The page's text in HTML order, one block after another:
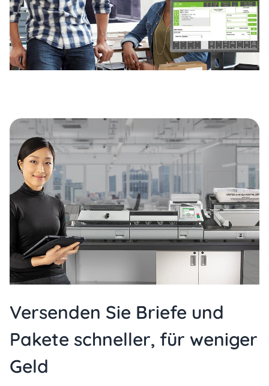
Versenden Sie Briefe und
Pakete schneller, für weniger
Geld